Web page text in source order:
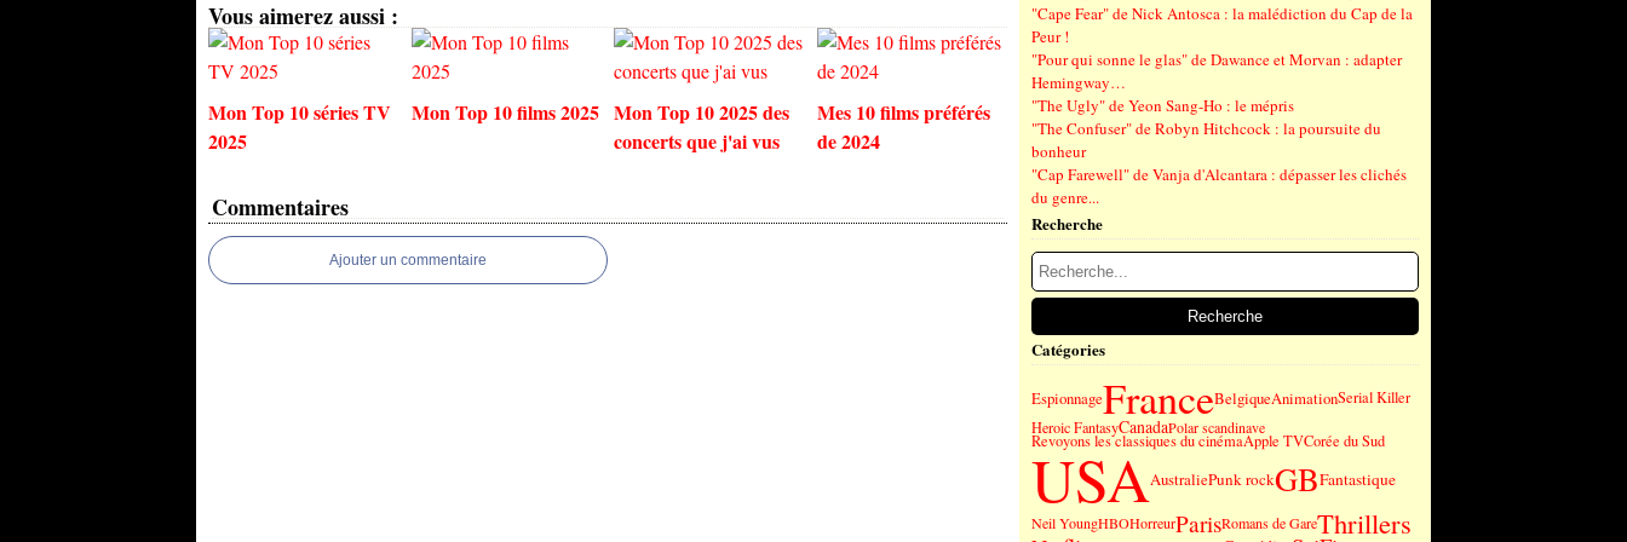
Vous aimerez aussi :
Mon Top 10 séries TV
2025
Mon Top 10 films 2025 Mon Top 10 2025 des
concerts que j'ai vus
Mes 10 films préférés
de 2024
Commentaires
Ajouter un commentaire
"Cape Fear" de Nick Antosca : la malédiction du Cap de la
Peur !
"Pour qui sonne le glas" de Dawance et Morvan : adapter
Hemingway…
"The Ugly" de Yeon Sang-Ho : le mépris
"The Confuser" de Robyn Hitchcock : la poursuite du
bonheur
"Cap Farewell" de Vanja d'Alcantara : dépasser les clichés
du genre...
Recherche
Catégories
EspionnageFranceBelgiqueAnimationSerial Killer
Heroic FantasyCanadaPolar scandinave
Revoyons les classiques du cinémaApple TVCorée du Sud
USAAustraliePunk rockGBFantastique
Neil YoungHBOHorreurParisRomans de GareThrillers